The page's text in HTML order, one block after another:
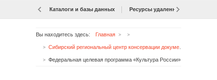
Каталоги и базы данных Ресурсы удаленного доступа
Вы находитесь здесь: Главная
Федеральная целевая программа «Культура России»